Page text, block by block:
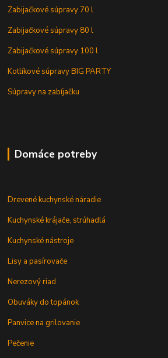
Zabijačkové súpravy 70 l
Zabijačkové súpravy 80 l
Zabijačkové súpravy 100 l
Kotlíkové súpravy BIG PARTY
Súpravy na zabíjačku
Domáce potreby
Drevené kuchynské náradie
Kuchynské krájače, strúhadlá
Kuchynské nástroje
Lisy a pasírovače
Nerezový riad
Obuváky do topánok
Panvice na grilovanie
Pečenie